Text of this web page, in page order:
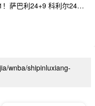
科利尔24+6 水星加时胜山猫
wnba/shipinluxiang-